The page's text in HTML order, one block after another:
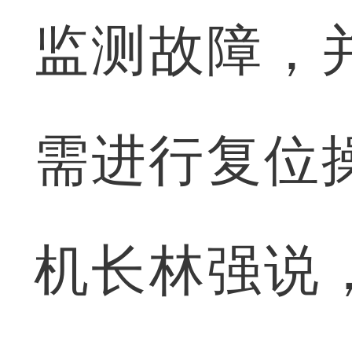
监测故障，
需进行复位
机长林强说